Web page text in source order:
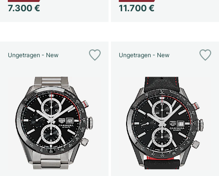
7.300 € 11.700 €
Ungetragen - New Ungetragen - New